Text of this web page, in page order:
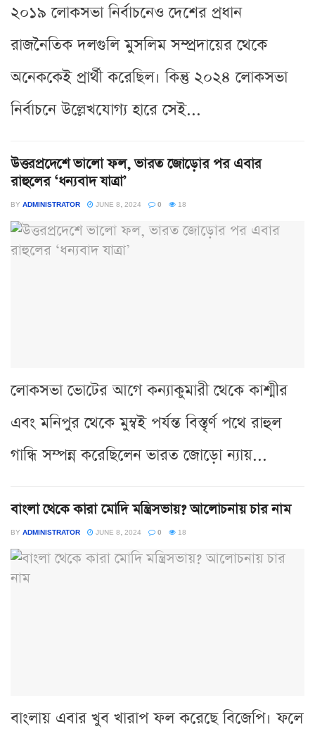
২০১৯ লোকসভা নির্বাচনেও দেশের প্রধান
রাজনৈতিক দলগুলি মুসলিম সম্প্রদায়ের থেকে
অনেককেই প্রার্থী করেছিল। কিন্তু ২০২৪ লোকসভা
নির্বাচনে উল্লেখযোগ্য হারে সেই...
উত্তরপ্রদেশে ভালো ফল, ভারত জোড়োর পর এবার
রাহুলের ‘ধন্যবাদ যাত্রা’
BY ADMINISTRATOR JUNE 8, 2024 0 18
লোকসভা ভোটের আগে কন্যাকুমারী থেকে কাশ্মীর
এবং মনিপুর থেকে মুম্বই পর্যন্ত বিস্তৃর্ণ পথে রাহুল
গান্ধি সম্পন্ন করেছিলেন ভারত জোড়ো ন্যায়...
বাংলা থেকে কারা মোদি মন্ত্রিসভায়? আলোচনায় চার নাম
BY ADMINISTRATOR JUNE 8, 2024 0 18
বাংলায় এবার খুব খারাপ ফল করেছে বিজেপি। ফলে